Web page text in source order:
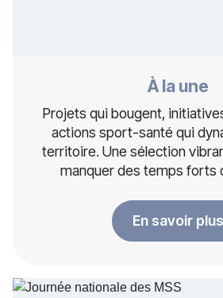
À la une
Projets qui bougent,
actions sport-santé qui
territoire. Une sélection
manquer des temps forts
En savoir plus